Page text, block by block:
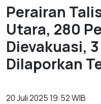
Perairan
Utara, 280
Dievakuasi,
Dilaporkan
20 Juli 2025 19:52 WIB